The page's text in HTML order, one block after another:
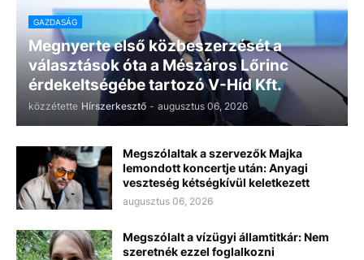
GAZDASÁG
Megnyerte első közbeszerzését a
választások óta a Mészáros Lőrinc
érdekeltségébe tartozó V-Híd Kft.
közzétette Hírszerkesztő - augusztus 06, 2026
Megszólaltak a szervezők Majka
lemondott koncertje után: Anyagi
veszteség kétségkívül keletkezett
augusztus 06, 2026
Megszólalt a vízügyi államtitkár: Nem
szeretnék ezzel foglalkozni